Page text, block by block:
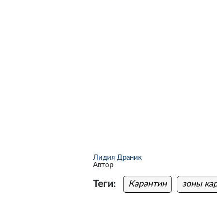
Лидия Драник
Автор
Теги: Карантин зоны